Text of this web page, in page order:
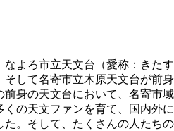
よろ市立天文台（愛称：きたす
して名寄市立木原天文台が前身
前身の天文台において、名寄市域
の天文ファンを育て、国内外に
。そして、たくさんの人たちの